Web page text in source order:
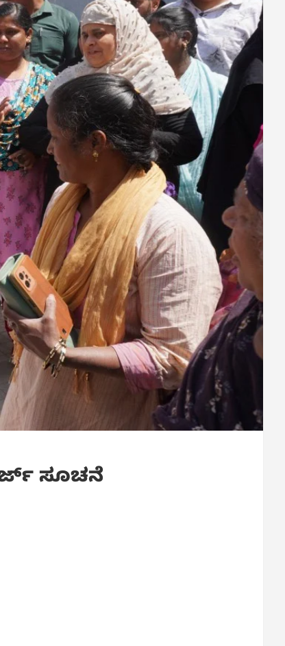
ಸೂಚನೆ